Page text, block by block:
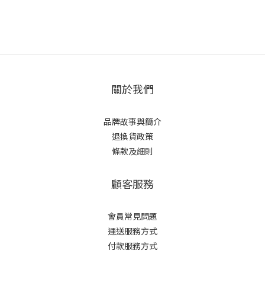
關於我們
品牌故事與簡介
退換貨政策
條款及細則
顧客服務
會員常見問題
運送服務方式
付款服務方式